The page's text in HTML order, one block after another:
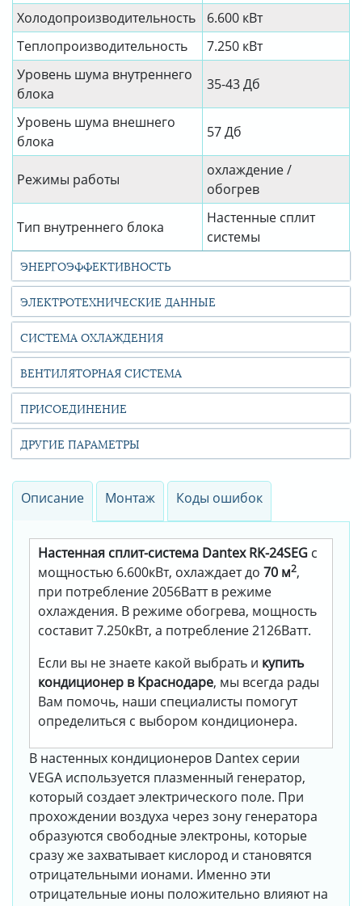
Холодопроизводительность
6.600 кВт
Теплопроизводительность
7.250 кВт
Уровень шума внутреннего
блока
35-43 Дб
Уровень шума внешнего
блока
57 Дб
Режимы работы
охлаждение /
обогрев
Тип внутреннего блока
Настенные сплит
системы
ЭНЕРГОЭФФЕКТИВНОСТЬ
ЭЛЕКТРОТЕХНИЧЕСКИЕ ДАННЫЕ
СИСТЕМА ОХЛАЖДЕНИЯ
ВЕНТИЛЯТОРНАЯ СИСТЕМА
ПРИСОЕДИНЕНИЕ
ДРУГИЕ ПАРАМЕТРЫ
Описание Монтаж Коды ошибок
Настенная сплит-система Dantex RK-24SEG с
мощностью 6.600кВт, охлаждает до 70 м2,
при потребление 2056Ватт в режиме
охлаждения. В режиме обогрева, мощность
составит 7.250кВт, а потребление 2126Ватт.
Если вы не знаете какой выбрать и купить
кондиционер в Краснодаре, мы всегда рады
Вам помочь, наши специалисты помогут
определиться с выбором кондиционера.
В настенных кондиционеров Dantex серии
VEGA используется плазменный генератор,
который создает электрического поле. При
прохождении воздуха через зону генератора
образуются свободные электроны, которые
сразу же захватывает кислород и становятся
отрицательными ионами. Именно эти
отрицательные ионы положительно влияют на